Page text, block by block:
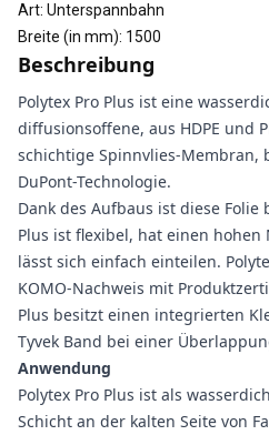
Art: Unterspannbahn
Breite (in mm): 1500
Beschreibung
Polytex Pro Plus ist eine
diffusionsoffene, aus HDPE und
schichtige Spinnvlies-Membran,
DuPont-Technologie.
Dank des Aufbaus ist diese Folie
Plus ist flexibel, hat einen
lässt sich einfach einteilen.
KOMO-Nachweis mit
Plus besitzt einen integrierten
Tyvek Band bei einer
Anwendung
Polytex Pro Plus ist als
Schicht an der kalten Seite von